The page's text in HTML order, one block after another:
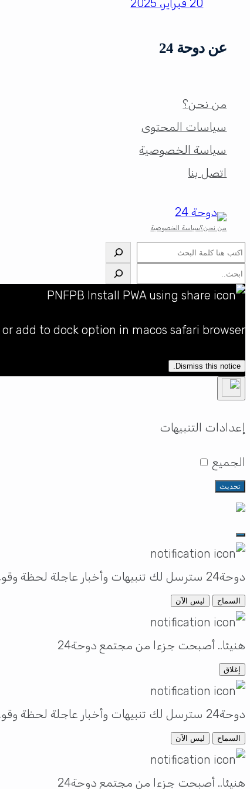
20 فبراير، 2025
عن دوحة 24
من نحن؟
سياسات المحتوى
سياسة الخصوصية
اتصل بنا
من نحن؟سياسة الخصوصية
البحث
البحث
add to dock option in macos safari browser
Dismiss this notice.
إعدادات التنبيهات
الجميع
تحديث
دوحة24 سترسل لك تنبيهات وأخبار عاجلة لحظة وقوعها
السماح ليس الآن
هنيئا.. أصبحت جزءا من مجتمع دوحة24
إغلاق
دوحة24 سترسل لك تنبيهات وأخبار عاجلة لحظة وقوعها
السماح ليس الآن
هنيئا.. أصبحت جزءا من مجتمع دوحة24